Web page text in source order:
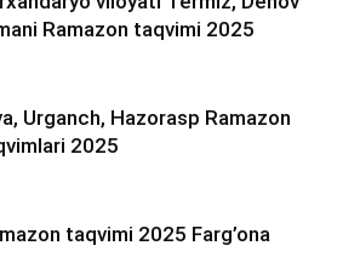
Ramazon taqvimi 2025
Urganch, Hazorasp Ramazon
2025
taqvimi 2025 Farg’ona